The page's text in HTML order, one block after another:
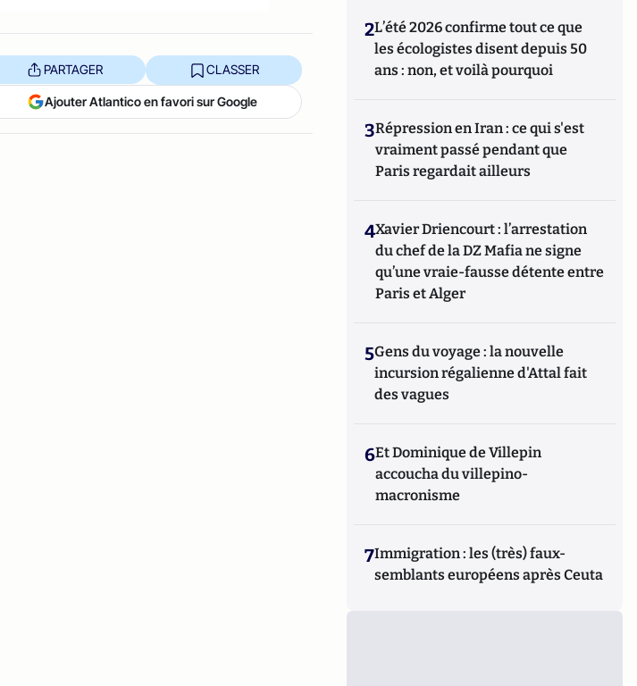
PARTAGER CLASSER
Ajouter Atlantico en favori sur Google
2L’été 2026 confirme tout ce que
les écologistes disent depuis 50
ans : non, et voilà pourquoi
3Répression en Iran : ce qui s'est
vraiment passé pendant que
Paris regardait ailleurs
4Xavier Driencourt : l’arrestation
du chef de la DZ Mafia ne signe
qu’une vraie-fausse détente entre
Paris et Alger
5Gens du voyage : la nouvelle
incursion régalienne d'Attal fait
des vagues
6Et Dominique de Villepin
accoucha du villepino-
macronisme
7Immigration : les (très) faux-
semblants européens après Ceuta